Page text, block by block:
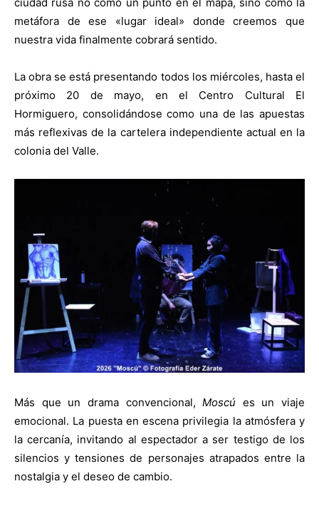
metáfora de ese «lugar ideal» donde creemos que
nuestra vida finalmente cobrará sentido.
La obra se está presentando todos los miércoles, hasta el
próximo 20 de mayo, en el Centro Cultural El
Hormiguero, consolidándose como una de las apuestas
más reflexivas de la cartelera independiente actual en la
colonia del Valle.
Más que un drama convencional,Moscú es un viaje
emocional. La puesta en escena privilegia la atmósfera y
la cercanía, invitando al espectador a ser testigo de los
silencios y tensiones de personajes atrapados entre la
nostalgia y el deseo de cambio.